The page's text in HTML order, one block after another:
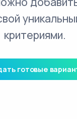
критериями.
готовые